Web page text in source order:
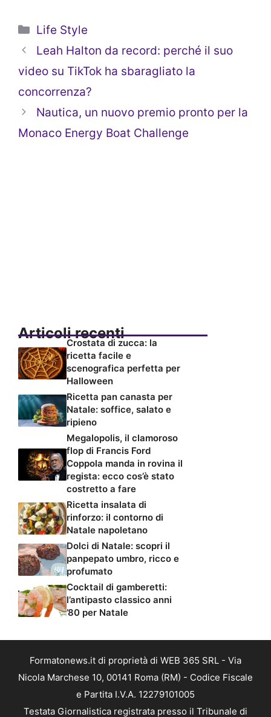
Categorie
Life Style
Leah Halton da record: perché il suo
video su TikTok ha sbaragliato la
concorrenza?
Nautica, un nuovo premio pronto per la
Monaco Energy Boat Challenge
Articoli recenti
Crostata di zucca: la
ricetta facile e
scenografica perfetta per
Halloween
Ricetta pan canasta per
Natale: soffice, salato e
ripieno
Megalopolis, il clamoroso
flop di Francis Ford
Coppola manda in rovina il
regista: ecco cos’è stato
costretto a fare
Ricetta insalata di
rinforzo: il contorno di
Natale napoletano
Dolci di Natale: scopri il
panpepato umbro, ricco e
profumato
Cocktail di gamberetti:
l’antipasto classico anni
’80 per Natale
Formatonews.it di proprietà di WEB 365 SRL - Via
Nicola Marchese 10, 00141 Roma (RM) - Codice Fiscale
e Partita I.V.A. 12279101005
Testata Giornalistica registrata presso il Tribunale di